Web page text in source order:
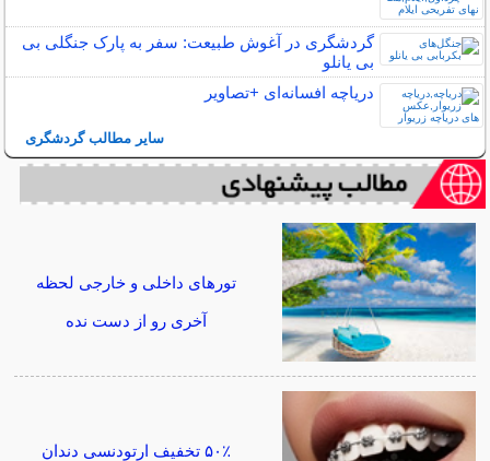
گردشگری در آغوش طبیعت: سفر به پارک جنگلی بی
بی یانلو
دریاچه افسانه‌ای +تصاویر
سایر مطالب گردشگری
تورهای داخلی و خارجی لحظه
آخری رو از دست نده
۵۰٪ تخفیف ارتودنسی دندان